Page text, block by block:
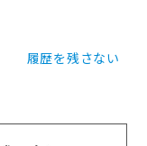
履歴を残さない